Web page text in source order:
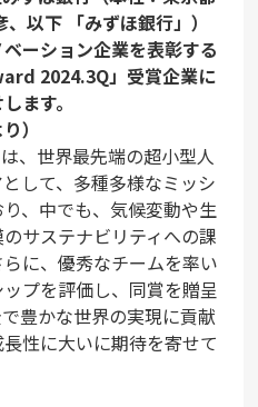
以下 「みずほ銀行」）
ーション企業を表彰する
2024.3Q」受賞企業に
ます。
）
、世界最先端の超小型人
して、多種多様なミッシ
、中でも、気候変動や生
サステナビリティへの課
に、優秀なチームを率い
プを評価し、同賞を贈呈
豊かな世界の実現に貢献
性に大いに期待を寄せて